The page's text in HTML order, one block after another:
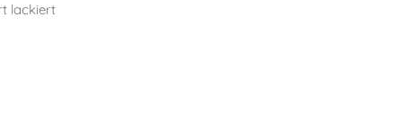
lackiert